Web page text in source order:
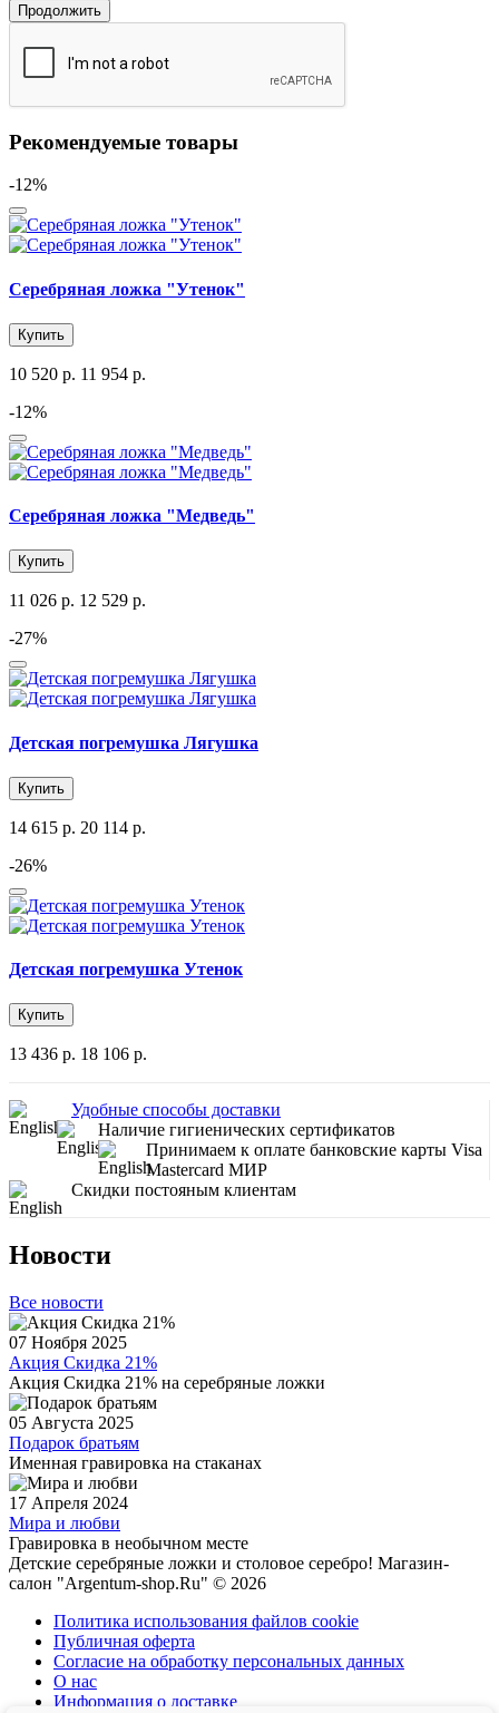
Продолжить
Рекомендуемые товары
-12%
Серебряная ложка "Утенок"
Купить
10 520 р. 11 954 р.
-12%
Серебряная ложка "Медведь"
Купить
11 026 р. 12 529 р.
-27%
Детская погремушка Лягушка
Купить
14 615 р. 20 114 р.
-26%
Детская погремушка Утенок
Купить
13 436 р. 18 106 р.
Удобные способы доставки
Наличие гигиенических сертификатов
Принимаем к оплате банковские карты Visa
Mastercard МИР
Скидки постояным клиентам
Новости
Все новости
07 Ноября 2025
Акция Скидка 21%
Акция Скидка 21% на серебряные ложки
05 Августа 2025
Подарок братьям
Именная гравировка на стаканах
17 Апреля 2024
Мира и любви
Гравировка в необычном месте
Детские серебряные ложки и столовое серебро! Магазин-
салон "Argentum-shop.Ru" © 2026
Политика использования файлов cookie
Публичная оферта
Согласие на обработку персональных данных
О нас
Информация о доставке